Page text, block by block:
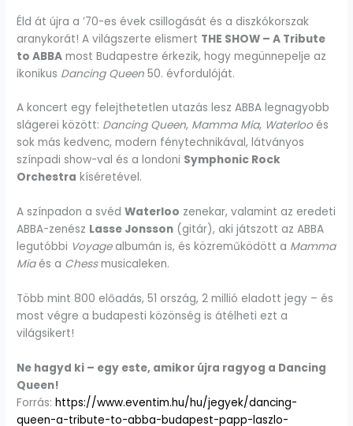
Éld át újra a ’70-es évek csillogását és a diszkókorszak
aranykorát! A világszerte elismert THE SHOW – A Tribute
to ABBA most Budapestre érkezik, hogy megünnepelje az
ikonikus Dancing Queen 50. évfordulóját.
A koncert egy felejthetetlen utazás lesz ABBA legnagyobb
slágerei között: Dancing Queen, Mamma Mia, Waterlooés
sok más kedvenc, modern fénytechnikával, látványos
színpadi show-val és a londoni Symphonic Rock
Orchestra kíséretével.
A színpadon a svédWaterloo zenekar, valamint az eredeti
ABBA-zenész Lasse Jonsson (gitár), aki játszott az ABBA
legutóbbi Voyagealbumán is, és közreműködött a Mamma
Miaés a Chessmusicaleken.
Több mint 800 előadás, 51 ország, 2 millió eladott jegy – és
most végre a budapesti közönség is átélheti ezt a
világsikert!
Ne hagyd ki – egy este, amikor újra ragyog a Dancing
Queen!
Forrás:https://www.eventim.hu/hu/jegyek/dancing-
queen-a-tribute-to-abba-budapest-papp-laszlo-